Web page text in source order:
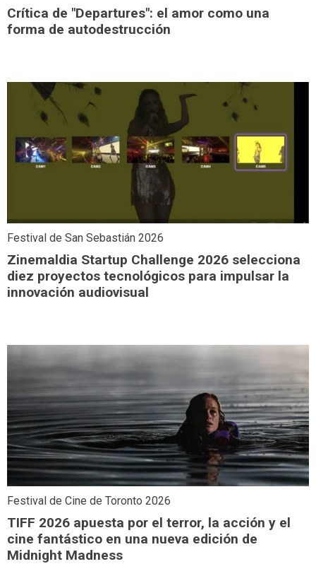
Crítica de "Departures": el amor como una
forma de autodestrucción
Festival de San Sebastián 2026
Zinemaldia Startup Challenge 2026 selecciona
diez proyectos tecnológicos para impulsar la
innovación audiovisual
Festival de Cine de Toronto 2026
TIFF 2026 apuesta por el terror, la acción y el
cine fantástico en una nueva edición de
Midnight Madness